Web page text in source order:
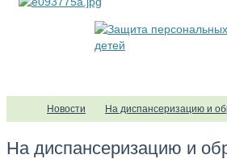
Новости На диспансеризацию и
На диспансеризацию и